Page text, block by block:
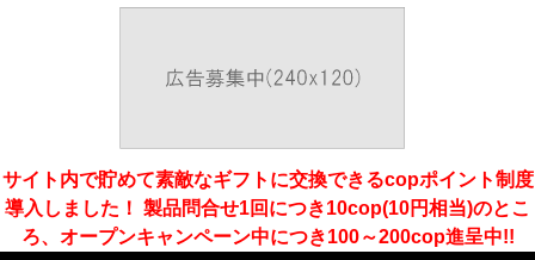
サイト内で貯めて素敵なギフトに交換できるcopポイント制度
導入しました！ 製品問合せ1回につき10cop(10円相当)のとこ
ろ、オープンキャンペーン中につき100～200cop進呈中!!